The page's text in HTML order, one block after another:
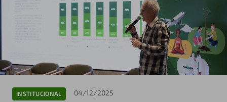
INSTITUCIONAL 04/12/2025